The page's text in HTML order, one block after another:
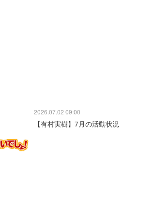
2026.07.02 09:00
【有村実樹】7月の活動状況